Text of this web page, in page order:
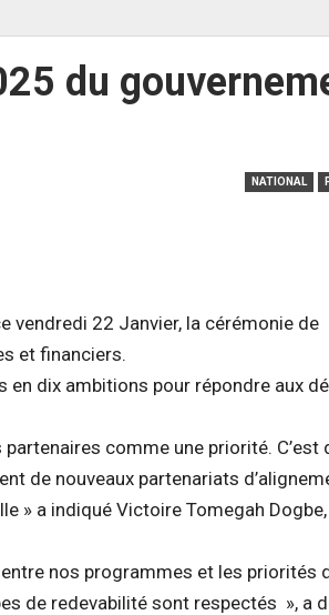
du
NATIONAL
vendredi 22 Janvier, la cérémonie de
et financiers.
dix ambitions pour répondre aux
comme une priorité. C’est
de nouveaux partenariats
» a indiqué Victoire Tomegah
nos programmes et les priorités
de redevabilité sont respectés », a